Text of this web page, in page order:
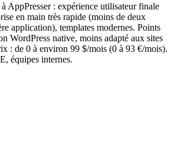
AppPresser : expérience utilisateur finale
en main très rapide (moins de deux
application), templates modernes. Points
WordPress native, moins adapté aux sites
: de 0 à environ 99 $/mois (0 à 93 €/mois).
équipes internes.